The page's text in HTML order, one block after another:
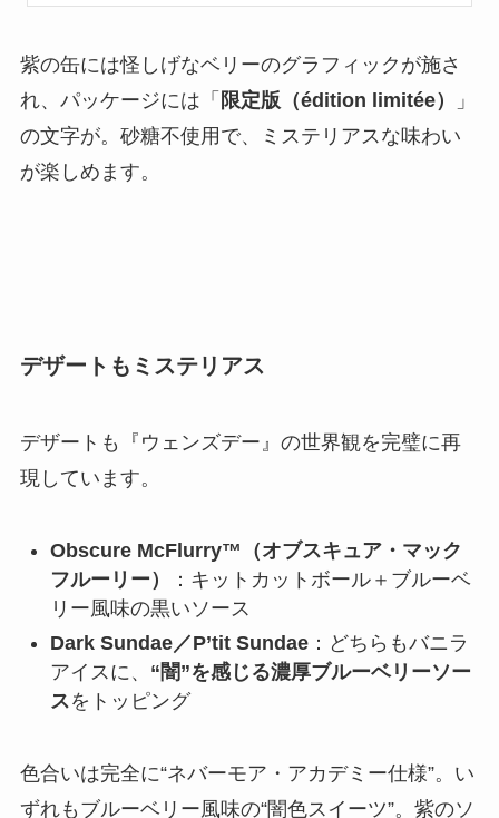
紫の缶には怪しげなベリーのグラフィックが施さ
れ、パッケージには「 限定版（édition limitée）
」
の文字が。砂糖不使用で、ミステリアスな味わい
が楽しめます。
デザートも ミステリアス
デザートも『ウェンズデー』の世界観を完璧に再
現しています。
Obscure McFlurry™（オブスキュア・マック
フルーリー）
：キットカットボール＋ブルーベ
リー風味の黒いソース
Dark Sundae／P’tit Sundae：どちらもバニラ
アイスに、 “闇”を感じる濃厚ブルーベリーソー
スをトッピング
色合いは完全に“ネバーモア・アカデミー仕様”。い
ずれもブルーベリー風味の“闇色スイーツ”。紫のソ